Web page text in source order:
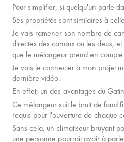
Pour simplifier, si quelqu'un parle
Ses propriétés sont similaires à
Je vais ramener son nombre de
directes des canaux ou les deux,
que le mélangeur prend en
Je vais le connecter à mon projet
dernière vidéo.
En effet, un des avantages du
Ce mélangeur suit le bruit de fond
requis pour l'ouverture de chaque
Sans cela, un climatiseur bruyant
une personne pourrait avoir à